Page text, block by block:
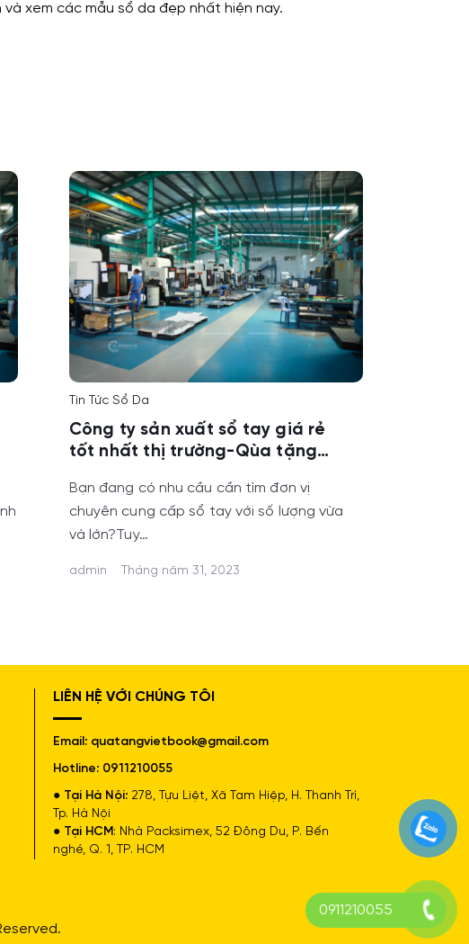
xem các mẫu sổ da đẹp nhất hiện nay.
Tin Tức Sổ Da
Công ty sản xuất sổ tay giá rẻ
tốt nhất thị trường-Qùa tặng
Bạn đang có nhu cầu cần tìm đơn vị
chuyên cung cấp sổ tay với số lượng vừa
và lớn?Tuy…
admin Tháng năm 31, 2023
LIÊN HỆ VỚI CHÚNG TÔI
Email: quatangvietbook@gmail.com
Hotline: 0911210055
● Tại Hà Nội:278, Tựu Liệt, Xã Tam Hiệp, H. Thanh Trì,
Tp. Hà Nội
● Tại HCM: Nhà Packsimex, 52 Đông Du, P. Bến
nghé, Q. 1, TP. HCM
0911210055